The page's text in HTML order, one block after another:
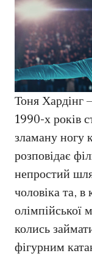
Тоня Хардінг
1990-х років
зламану ногу
розповідає
непростий
чоловіка та,
олімпійської
колись
фігурним